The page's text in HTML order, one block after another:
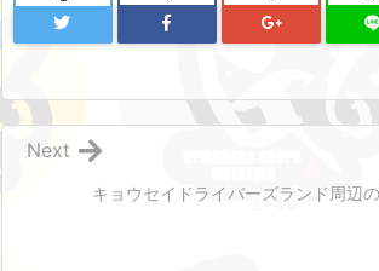
キョウセイドライバーズランド周辺
Next